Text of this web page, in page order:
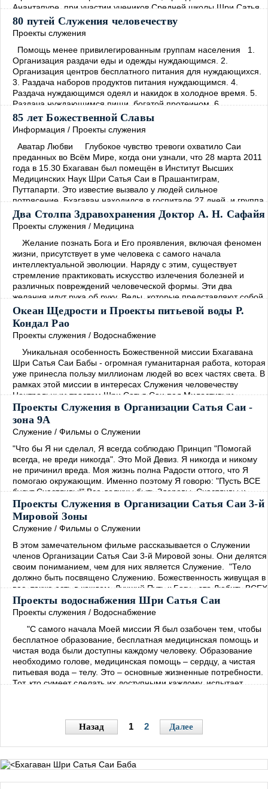
Анантапуре, при участии учеников Средней школы Шри Сатья
Саи в Прашанти Нилаяме, наряду с персоналом этих учебных
заведений, приняли участие в Грама Севе
80 путей Служения человечеству
Проекты служения
Помощь менее привилегированным группам населения 1.
Организация раздачи еды и одежды нуждающимся. 2.
Организация центров бесплатного питания для нуждающихся.
3. Раздача наборов продуктов питания нуждающимся. 4.
Раздача нуждающимся одеял и накидок в холодное время. 5.
Раздача нуждающимся пищи, богатой протеином. 6.
Установление опеки над малообеспеченными семьями и
организация систематической помощи. 7. Организация
программ помощи деревням с
85 лет Божественной Славы
Информация / Проекты служения
Аватар Любви Глубокое чувство тревоги охватило Саи
преданных во Всём Мире, когда они узнали, что 28 марта 2011
года в 15.30 Бхагаван был помещён в Институт Высших
Медицинских Наук Шри Сатья Саи в Прашантиграм,
Путтапарти. Это известие вызвало у людей сильное
потрясение. Бхагаван находился в госпитале 27 дней, и группа
медицинских экспертов обеспечивала его лучшим лечением,
какое только возможно. Но Бхагаван принял решение закончить
→
Два Столпа Здравохранения Доктор А. Н. Сафайя
Проекты служения / Медицина
Желание познать Бога и Его проявления, включая феномен
жизни, присутствует в уме человека с самого начала
интеллектуальной эволюции. Наряду с этим, существует
стремление практиковать искусство излечения болезней и
различных повреждений человеческой формы. Эти два
желания идут рука об руку. Веды, которые представляют собой
самый древний документ Духовности, изобилуют примерами
как мыслей о Боге, так и мыслей о врачебном искусстве.
Океан Щедрости и Проекты питьевой воды Р.
Кондал Рао
Проекты служения / Водоснабжение
Уникальная особенность Божественной миссии Бхагавана
Шри Сатья Саи Бабы - огромная гуманитарная работа, которая
уже принесла пользу миллионам людей во всех частях света. В
рамках этой миссии в интересах Служения человечеству
Центральным трастом Шри Сатья Саи под Милостивым
Руководством Бхагавана были открыты образовательные и
медицинские учреждения. В дополнение к этому Бхагаван
решил обеспечить людей чистой питьевой водой, жизненно
важной
Проекты Служения в Организации Сатья Саи -
зона 9А
Служение / Фильмы о Служении
"Что бы Я ни сделал, Я всегда соблюдаю Принцип "Помогай
всегда, не вреди никогда". Это Мой Девиз. Я никогда и никому
не причинил вреда. Моя жизнь полна Радости оттого, что Я
помогаю окружающим. Именно поэтому Я говорю: "Пусть ВСЕ
будут Счастливы!" Все должны быть Здоровы, Счастливы и
полны Радости." Сатья Саи Баба Божественная Беседа, 20
октября 2002 Молодёжь зоны 9А активно вовлечена в проекты
Служения, такие как: устранение последствий
Проекты Служения в Организации Сатья Саи 3-й
Мировой Зоны
Служение / Фильмы о Служении
В этом замечательном фильме рассказывается о Служении
членов Организации Сатья Саи 3-й Мировой зоны. Они делятся
своим пониманием, чем для них является Служение. "Тело
должно быть посвящено Служению. Божественность живущая в
вас, также есть в каждом. Лучший Путь к Богу - это Любить ВСЕХ
и Служить ВСЕМ! Если вы по настоящему хотите
распространять Послание Мира, тогда сначала взрастите Покой
Проекты водоснабжения Шри Сатья Саи
Проекты служения / Водоснабжение
"C самого начала Моей миссии Я был озабочен тем, чтобы
бесплатное образование, бесплатная медицинская помощь и
чистая вода были доступны каждому человеку. Образование
необходимо голове, медицинская помощь – сердцу, а чистая
питьевая вода – телу. Это – основные жизненные потребности.
Тот, кто сумеет сделать их доступными каждому, испытает
Назад 1 2 Далее